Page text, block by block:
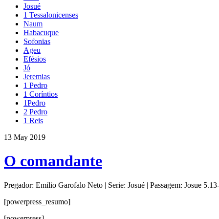
Josué
1 Tessalonicenses
Naum
Habacuque
Sofonias
Ageu
Efésios
Jó
Jeremias
1 Pedro
1 Coríntios
1Pedro
2 Pedro
1 Reis
13 May 2019
O comandante
Pregador: Emilio Garofalo Neto | Serie: Josué | Passagem: Josue
[powerpress_resumo]